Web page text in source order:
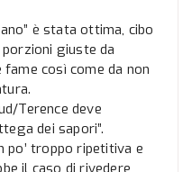
è stata ottima, cibo
giuste da
così come da non
Terence deve
dei sapori”.
po’ troppo ripetitiva e